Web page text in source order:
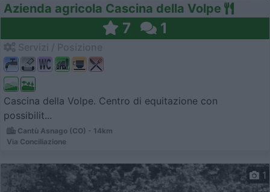
Azienda agricola Cascina della Volpe
7 1
Cascina della Volpe. Centro di equitazione con
possibilit...
Cantù Asnago (CO) - 14km
Via Conciliazione
1